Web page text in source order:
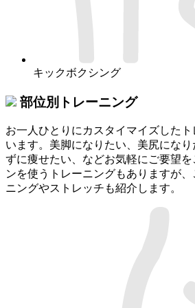
キックボクシング
部位別トレーニング
お一人ひとりにカスタイマイズした
います。美脚になりたい、美尻にな
ずに痩せたい、などお気軽にご要望
ンを使うトレーニングもありますが
ニングやストレッチも紹介します。